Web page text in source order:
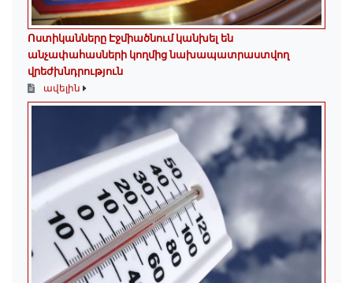
Ոստիկանները Էջմիածնում կանխել են
անչափահասների կողմից նախապատրաստվող
վրեժխնդրություն
ավելին